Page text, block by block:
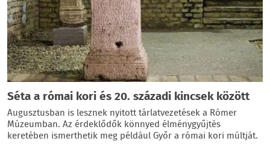
Séta a római kori és 20. századi kincsek között
Augusztusban is lesznek nyitott tárlatvezetések a Rómer
Múzeumban. Az érdeklődők könnyed élménygyűjtés
keretében ismerthetik meg például Győr a római kori múltját.